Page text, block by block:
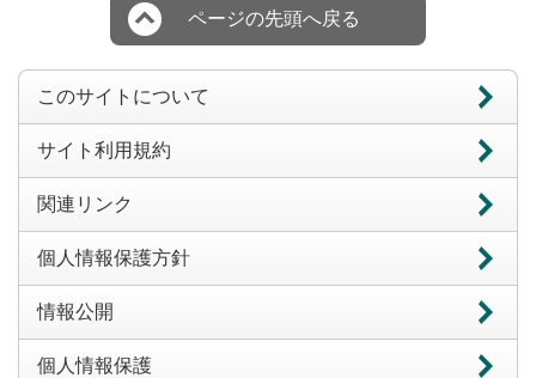
ページの先頭へ戻る
このサイトについて
サイト利用規約
関連リンク
個人情報保護方針
情報公開
個人情報保護